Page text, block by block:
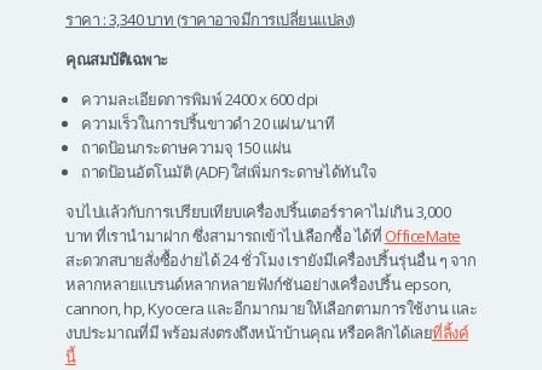
ราคา : 3,340 บาท (ราคาอาจมีการเปลี่ยนแปลง)
คุณสมบัติเฉพาะ
ความละเอียดการพิมพ์ 2400 x 600 dpi
ความเร็วในการปริ้นขาวดำ 20 แผ่น/นาที
ถาดป้อนกระดาษความจุ 150 แผ่น
ถาดป้อนอัตโนมัติ (ADF) ใส่เพิ่มกระดาษได้ทันใจ
จบไปแล้วกับการเปรียบเทียบเครื่องปริ้นเตอร์ราคาไม่เกิน 3,000
บาท ที่เรานำมาฝาก ซึ่งสามารถเข้าไปเลือกซื้อ ได้ที่ OfficeMate
สะดวกสบายสั่งซื้อง่ายได้ 24 ชั่วโมง เรายังมีเครื่องปริ้นรุ่นอื่น ๆ จาก
หลากหลายแบรนด์หลากหลายฟังก์ชันอย่างเครื่องปริ้น epson,
cannon, hp, Kyocera และอีกมากมายให้เลือกตามการใช้งาน และ
งบประมาณที่มี พร้อมส่งตรงถึงหน้าบ้านคุณ หรือคลิกได้เลยที่ลิ้งค์
นี้